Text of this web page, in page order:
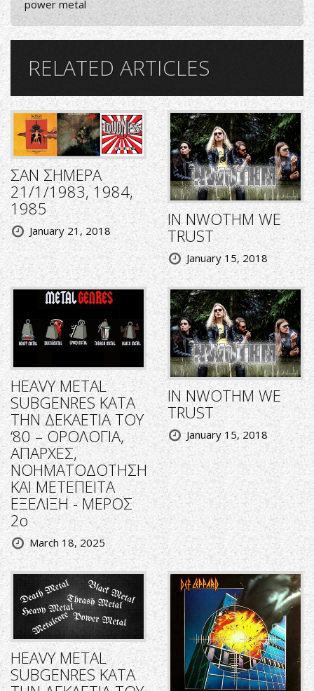
power metal
RELATED ARTICLES
ΣΑΝ ΣΗΜΕΡΑ
21/1/1983, 1984,
1985
January 21, 2018
IN NWOTHM WE
TRUST
January 15, 2018
HEAVY METAL
SUBGENRES ΚΑΤΑ
ΤΗΝ ΔΕΚΑΕΤΙΑ ΤΟΥ
‘80 – ΟΡΟΛΟΓΙΑ,
ΑΠΑΡΧΕΣ,
ΝΟΗΜΑΤΟΔΟΤΗΣΗ
ΚΑΙ ΜΕΤΕΠΕΙΤΑ
ΕΞΕΛΙΞΗ - ΜΕΡΟΣ
2ο
March 18, 2025
IN NWOTHM WE
TRUST
January 15, 2018
HEAVY METAL
SUBGENRES ΚΑΤΑ